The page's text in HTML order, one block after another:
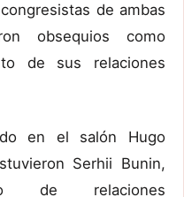
de ambas
obsequios como
de sus relaciones
en el salón Hugo
Serhii Bunin,
de relaciones